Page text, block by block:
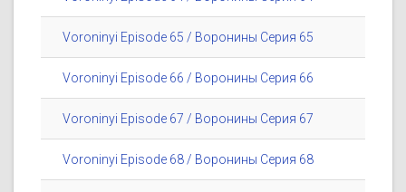
Voroninyi Episode 65 / Воронины Серия 65
Voroninyi Episode 66 / Воронины Серия 66
Voroninyi Episode 67 / Воронины Серия 67
Voroninyi Episode 68 / Воронины Серия 68